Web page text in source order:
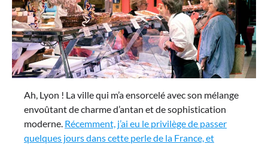
Ah, Lyon ! La ville qui m’a ensorcelé avec son mélange
envoûtant de charme d’antan et de sophistication
moderne. Récemment, j’ai eu le privilège de passer
quelques jours dans cette perle de la France, et